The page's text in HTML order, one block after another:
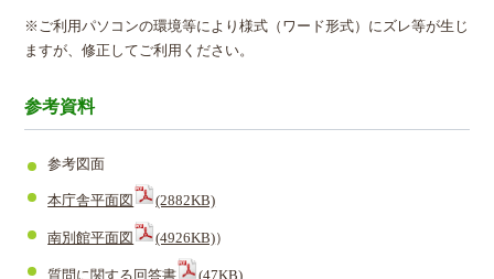
※ご利用パソコンの環境等により様式（ワード形式）にズレ等が生じ
ますが、修正してご利用ください。
参考資料
参考図面
本庁舎平面図 (2882KB)
南別館平面図 (4926KB)）
質問に関する回答書 (47KB)